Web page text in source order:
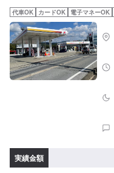
代車OK カードOK 電子マネーOK
実績金額